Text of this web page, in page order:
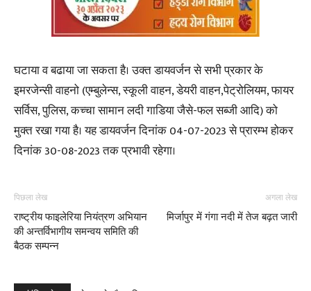
घटाया व बढाया जा सकता है। उक्त डायवर्जन से सभी प्रकार के
इमरजेन्सी वाहनो (एम्बुलेन्स, स्कूली वाहन, डेयरी वाहन,पेट्रोलियम, फायर
सर्विस, पुलिस, कच्चा सामान लदी गाडिया जैसे-फल सब्जी आदि) को
मुक्त रखा गया है। यह डायवर्जन दिनांक 04-07-2023 से प्रारम्भ होकर
दिनांक 30-08-2023 तक प्रभावी रहेगा।
पिछला लेख
राष्ट्रीय फाइलेरिया नियंत्रण अभियान
की अन्तर्विभागीय समन्वय समिति की
बैठक सम्पन्न
अगला लेख
मिर्जापुर में गंगा नदी में तेज बढ़त जारी